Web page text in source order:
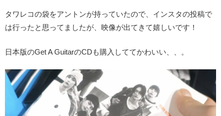
タワレコの袋をアントンが持っていたので、インスタの投稿で
は行ったと思ってましたが、映像が出てきて嬉しいです！
日本版のGet A GuitarのCDも購入しててかわいい、、。